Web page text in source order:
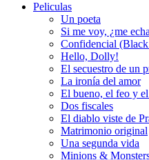
Peliculas
Un poeta
Si me voy, ¿me
Confidencial
Hello, Dolly!
El secuestro de un
La ironía del amor
El bueno, el feo y
Dos fiscales
El diablo viste de
Matrimonio original
Una segunda vida
Minions &